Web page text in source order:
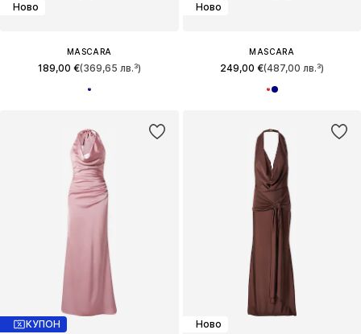
Ново
MASCARA
189,00 €(369,65 лв.³)
Ново
MASCARA
249,00 €(487,00 лв.³)
КУПОН Ново